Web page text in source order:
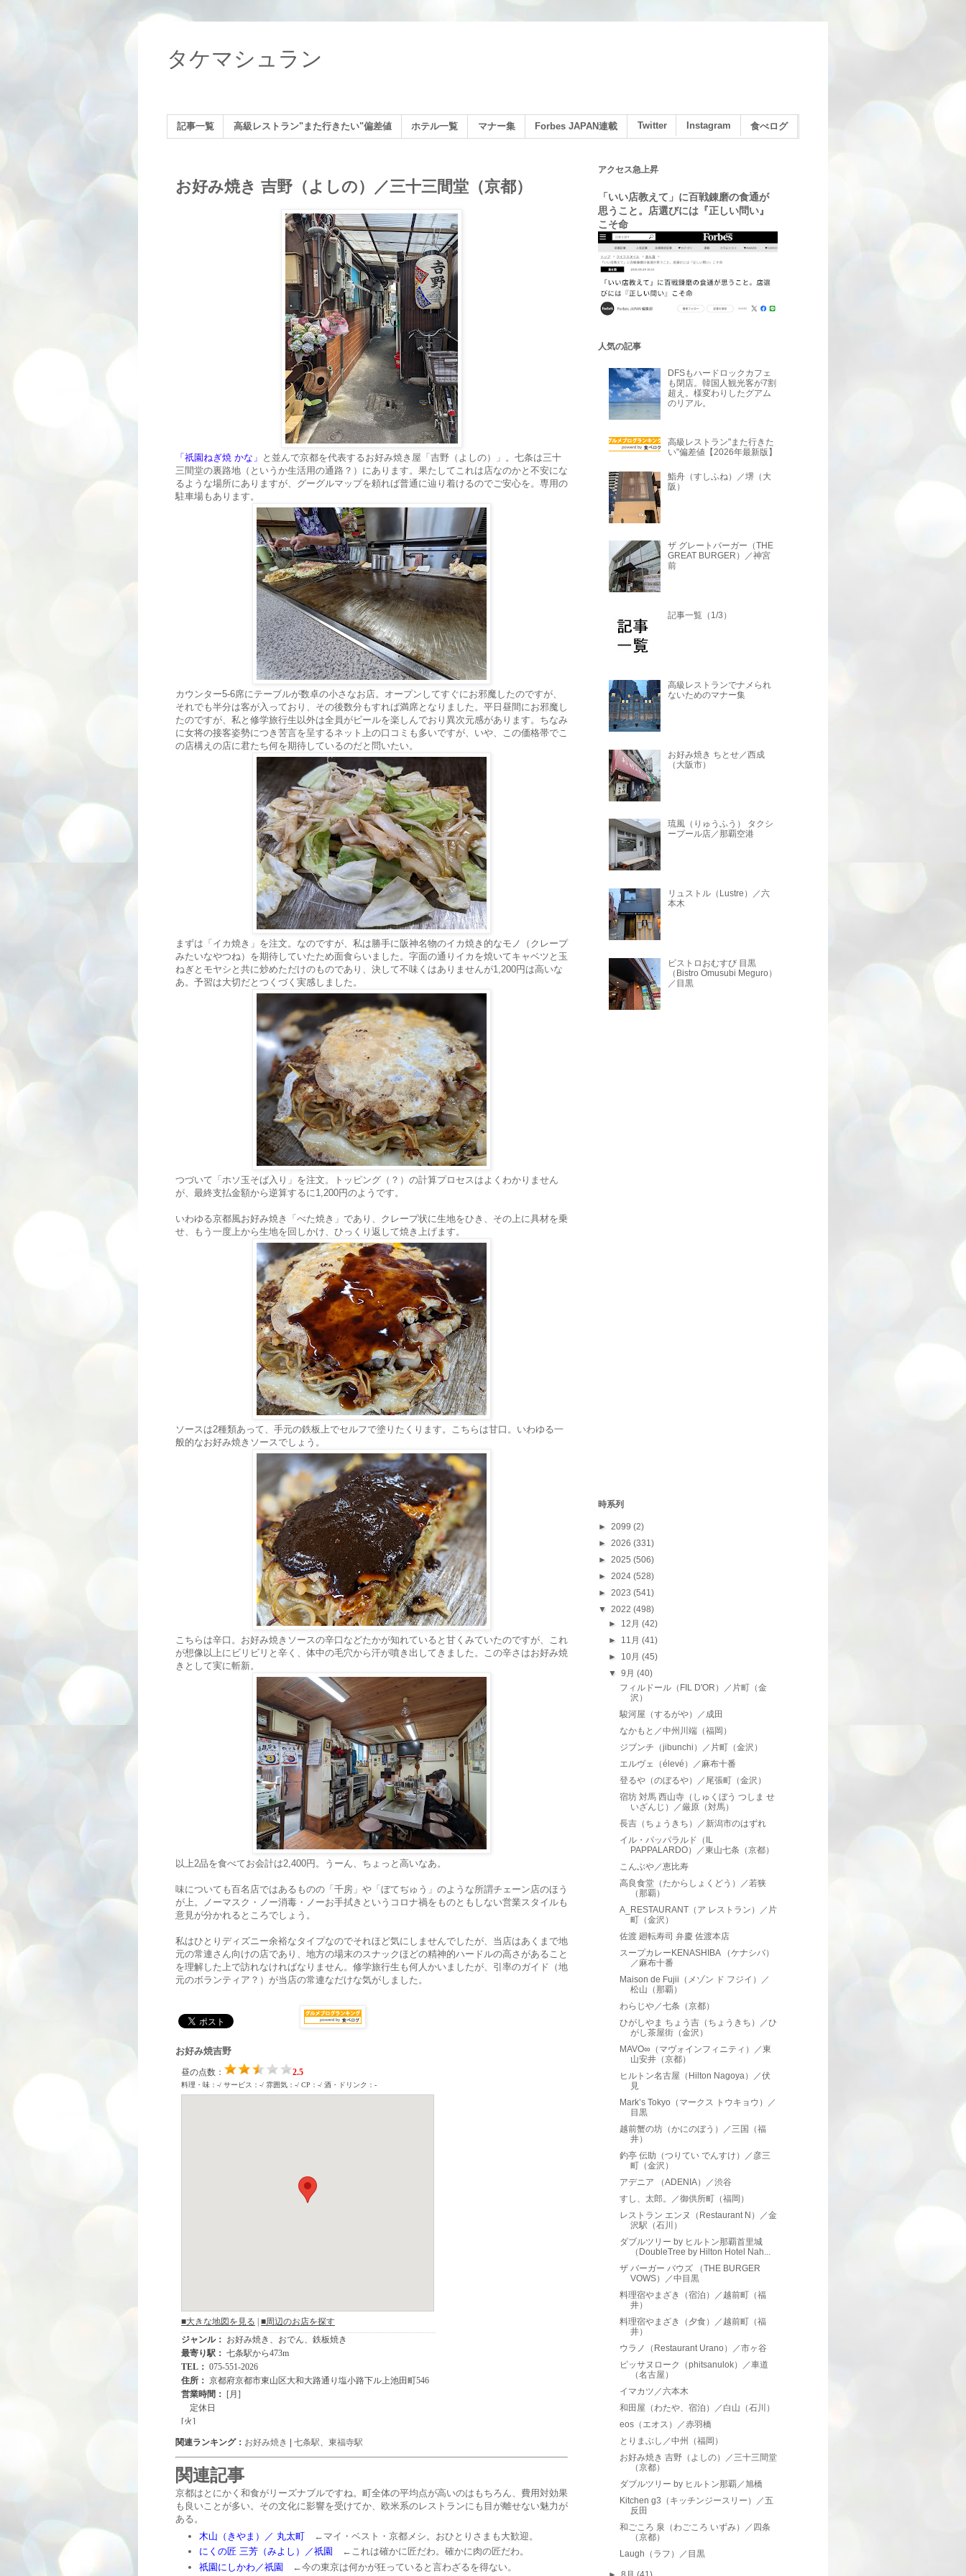
タケマシュラン
記事一覧 高級レストラン"また行きたい"偏差値 ホテル一覧 マナー集 Forbes JAPAN連載 Twitter Instagram 食べログ
お好み焼き 吉野（よしの）／三十三間堂（京都）
「祇園ねぎ焼 かな」 と並んで京都を代表するお好み焼き屋「吉野（よしの）」。七条は三十
三間堂の裏路地（というか生活用の通路？）にあります。果たしてこれは店なのかと不安にな
るような場所にありますが、グーグルマップを頼れば普通に辿り着けるのでご安心を。専用の
駐車場もあります。
カウンター5-6席にテーブルが数卓の小さなお店。オープンしてすぐにお邪魔したのですが、
それでも半分は客が入っており、その後数分もすれば満席となりました。平日昼間にお邪魔し
たのですが、私と修学旅行生以外は全員がビールを楽しんでおり異次元感があります。ちなみ
に女将の接客姿勢につき苦言を呈するネット上の口コミも多いですが、いや、この価格帯でこ
の店構えの店に君たち何を期待しているのだと問いたい。
まずは「イカ焼き」を注文。なのですが、私は勝手に阪神名物のイカ焼き的なモノ（クレープ
みたいなやつね）を期待していたため面食らいました。字面の通りイカを焼いてキャベツと玉
ねぎとモヤシと共に炒めただけのものであり、決して不味くはありませんが1,200円は高いな
あ。予習は大切だとつくづく実感しました。
つづいて「ホソ玉そば入り」を注文。トッピング（？）の計算プロセスはよくわかりません
が、最終支払金額から逆算するに1,200円のようです。
いわゆる京都風お好み焼き「べた焼き」であり、クレープ状に生地をひき、その上に具材を乗
せ、もう一度上から生地を回しかけ、ひっくり返して焼き上げます。
ソースは2種類あって、手元の鉄板上でセルフで塗りたくります。こちらは甘口。いわゆる一
般的なお好み焼きソースでしょう。
こちらは辛口。お好み焼きソースの辛口などたかが知れていると甘くみていたのですが、これ
が想像以上にビリビリと辛く、体中の毛穴から汗が噴き出してきました。この辛さはお好み焼
きとして実に斬新。
以上2品を食べてお会計は2,400円。うーん、ちょっと高いなあ。
味についても百名店ではあるものの「千房」や「ぼてぢゅう」のような所謂チェーン店のほう
が上。ノーマスク・ノー消毒・ノーお手拭きというコロナ禍をものともしない営業スタイルも
意見が分かれるところでしょう。
私はひとりディズニー余裕なタイプなのでそれほど気にしませんでしたが、当店はあくまで地
元の常連さん向けの店であり、地方の場末のスナックほどの精神的ハードルの高さがあること
を理解した上で訪れなければなりません。修学旅行生も何人かいましたが、引率のガイド（地
元のボランティア？）が当店の常連なだけな気がしました。
お好み焼吉野
関連ランキング： お好み焼き 七条駅、 東福寺駅
関連記事
京都はとにかく和食がリーズナブルですね。町全体の平均点が高いのはもちろん、費用対効果
も良いことが多い。その文化に影響を受けてか、欧米系のレストランにも目が離せない魅力が
ある。
木山（きやま）／ 丸太町 ←マイ・ベスト・京都メシ。おひとりさまも大歓迎。
にくの匠 三芳（みよし）／祇園
←これは確かに匠だわ。確かに肉の匠だわ。
祇園にしかわ／祇園 ←今の東京は何かが狂っていると言わざるを得ない。
アクセス急上昇
「いい店教えて」に百戦錬磨の食通が
思うこと。店選びには『正しい問い』
こそ命
人気の記事
DFSもハードロックカフェ
も閉店。韓国人観光客が7割
超え。様変わりしたグアム
のリアル。
高級レストラン"また行きた
い"偏差値【2026年最新版】
鮨舟（すしふね）／堺（大
阪）
ザ グレートバーガー（THE
GREAT BURGER）／神宮
前
記事一覧（1/3）
高級レストランでナメられ
ないためのマナー集
お好み焼き ちとせ／西成
（大阪市）
琉風（りゅうふう） タクシ
ープール店／那覇空港
リュストル（Lustre）／六
本木
ビストロおむすび 目黒
（Bistro Omusubi Meguro）
／目黒
時系列
► 2099 (2)
► 2026 (331)
► 2025 (506)
► 2024 (528)
► 2023 (541)
▼ 2022 (498)
► 12月(42)
► 11月(41)
► 10月(45)
▼9月(40)
フィルドール（FIL D'OR）／片町（金
沢）
駿河屋（するがや）／成田
なかもと／中州川端（福岡）
ジブンチ（jibunchi）／片町（金沢）
エルヴェ（élevé）／麻布十番
登るや（のぼるや）／尾張町（金沢）
宿坊 対馬 西山寺（しゅくぼう つしま せ
いざんじ）／厳原（対馬）
長吉（ちょうきち）／新潟市のはずれ
イル・パッパラルド（IL
PAPPALARDO）／東山七条（京都）
こんぶや／恵比寿
高良食堂（たからしょくどう）／若狭
（那覇）
A_RESTAURANT（ア レストラン）／片
町（金沢）
佐渡 廻転寿司 弁慶 佐渡本店
スープカレーKENASHIBA （ケナシバ）
／麻布十番
Maison de Fujii（メゾン ド フジイ）／
松山（那覇）
わらじや／七条（京都）
ひがしやま ちょう吉（ちょうきち）／ひ
がし茶屋街（金沢）
MAVO∞（マヴォインフィニティ）／東
山安井（京都）
ヒルトン名古屋（Hilton Nagoya）／伏
見
Mark’s Tokyo（マークス トウキョウ）／
目黒
越前蟹の坊（かにのぼう）／三国（福
井）
釣亭 伝助（つりてい でんすけ）／彦三
町（金沢）
アデニア （ADENIA）／渋谷
すし、太郎。／御供所町（福岡）
レストラン エンヌ（Restaurant N）／金
沢駅（石川）
ダブルツリー by ヒルトン那覇首里城
（DoubleTree by Hilton Hotel Nah...
ザ バーガー バウズ （THE BURGER
VOWS）／中目黒
料理宿やまざき（宿泊）／越前町（福
井）
料理宿やまざき（夕食）／越前町（福
井）
ウラノ（Restaurant Urano）／市ヶ谷
ピッサヌローク（phitsanulok）／車道
（名古屋）
イマカツ／六本木
和田屋（わたや、宿泊）／白山（石川）
eos（エオス）／赤羽橋
とりまぶし／中州（福岡）
お好み焼き 吉野（よしの）／三十三間堂
（京都）
ダブルツリー by ヒルトン那覇／旭橋
Kitchen g3（キッチンジースリー）／五
反田
和ごころ 泉（わごころ いずみ）／四条
（京都）
Laugh（ラフ）／目黒